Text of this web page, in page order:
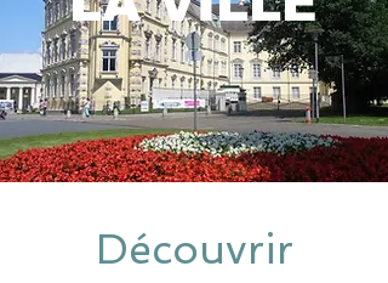
Découvrir